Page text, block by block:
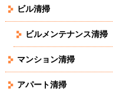
ビル清掃
ビルメンテナンス清掃
マンション清掃
アパート清掃